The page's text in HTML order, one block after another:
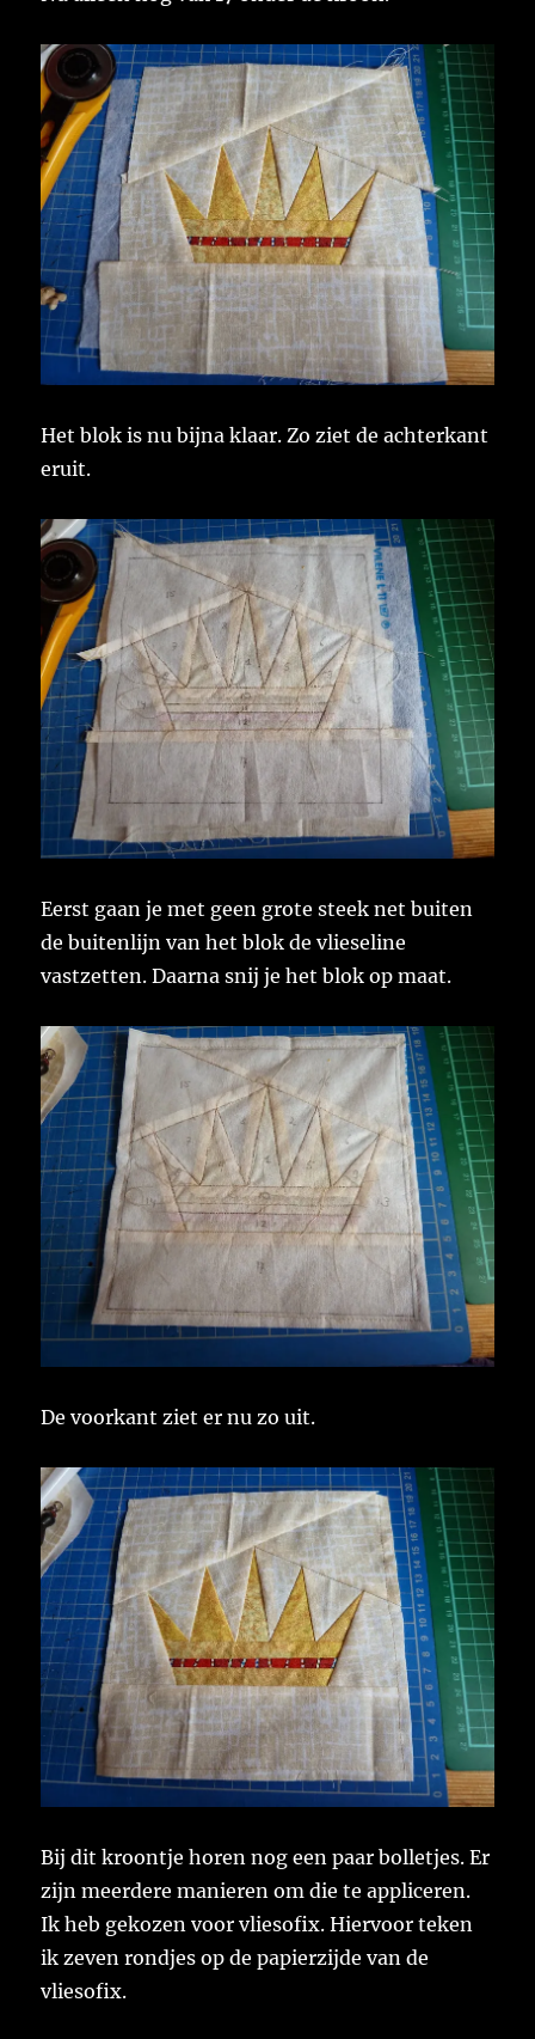
Het blok is nu bijna klaar. Zo ziet de achterkant
eruit.
Eerst gaan je met geen grote steek net buiten
de buitenlijn van het blok de vlieseline
vastzetten. Daarna snij je het blok op maat.
De voorkant ziet er nu zo uit.
Bij dit kroontje horen nog een paar bolletjes. Er
zijn meerdere manieren om die te appliceren.
Ik heb gekozen voor vliesofix. Hiervoor teken
ik zeven rondjes op de papierzijde van de
vliesofix.